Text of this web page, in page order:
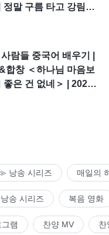
정말 구름 타고 강림하
람들 중국어 배우기 |
합창 ＜하나님 마음보
좋은 건 없네＞ | 2026
낭송 시리즈 매일의
송 시리즈 복음 영화
램 찬양 MV 찬